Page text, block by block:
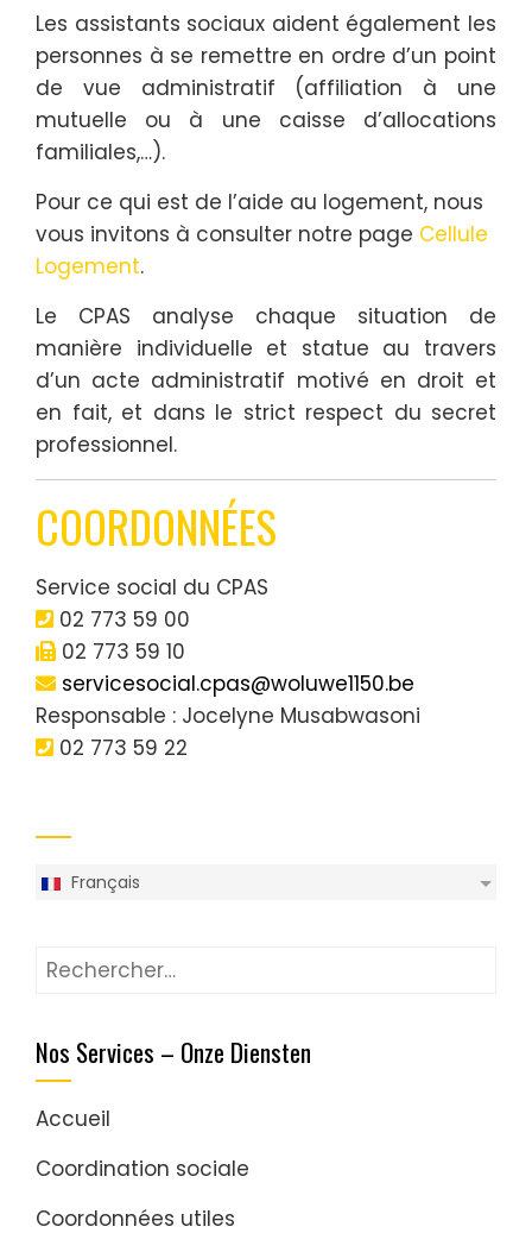
Les assistants sociaux aident également les
personnes à se remettre en ordre d’un point
de vue administratif (affiliation à une
mutuelle ou à une caisse d’allocations
familiales,…).
Pour ce qui est de l’aide au logement, nous
vous invitons à consulter notre page Cellule
Logement.
Le CPAS analyse chaque situation de
manière individuelle et statue au travers
d’un acte administratif motivé en droit et
en fait, et dans le strict respect du secret
professionnel.
COORDONNÉES
Service social du CPAS
02 773 59 00
02 773 59 10
servicesocial.cpas@woluwe1150.be
Responsable : Jocelyne Musabwasoni
02 773 59 22
Français
Nos Services – Onze Diensten
Accueil
Coordination sociale
Coordonnées utiles